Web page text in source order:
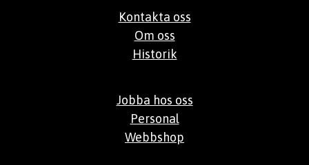
Kontakta oss
Om oss
Historik
Jobba hos oss
Personal
Webbshop